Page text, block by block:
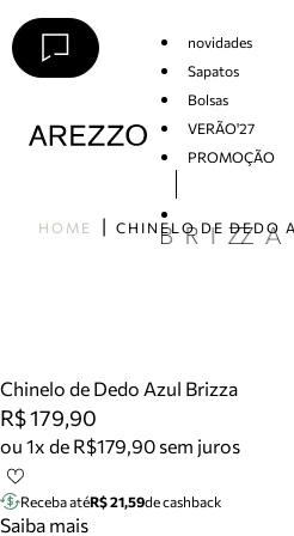
novidades
Sapatos
Bolsas
VERÃO'27
PROMOÇÃO
HOME CHINELO DE DEDO
Chinelo de Dedo Azul Brizza
R$ 179,90
ou 1x de R$179,90 sem juros
Receba atéR$ 21,59de cashback
Saiba mais